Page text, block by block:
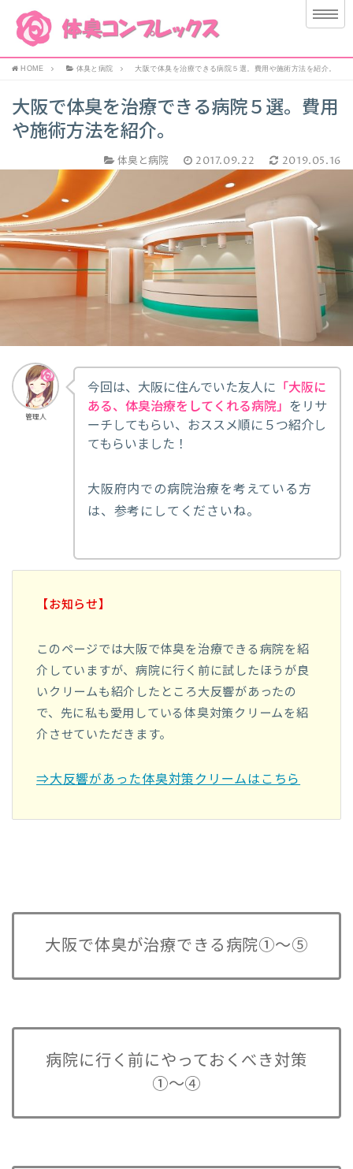
HOME 体臭と病院 大阪で体臭を治療できる病院５選。費用や施術方法を紹介。
大阪で体臭を治療できる病院５選。費用
や施術方法を紹介。
体臭と病院 2017.09.22 2019.05.16
管理人
今回は、大阪に住んでいた友人に 「大阪に
ある、体臭治療をしてくれる病院」 をリサ
ーチしてもらい、おススメ順に５つ紹介し
てもらいました！
大阪府内での病院治療を考えている方
は、参考にしてくださいね。
【お知らせ】
このページでは大阪で体臭を治療できる病院を紹
介していますが、病院に行く前に試したほうが良
いクリームも紹介したところ大反響があったの
で、先に私も愛用している体臭対策クリームを紹
介させていただきます。
⇒大反響があった体臭対策クリームはこちら
大阪で体臭が治療できる病院①～⑤
病院に行く前にやっておくべき対策
①～④